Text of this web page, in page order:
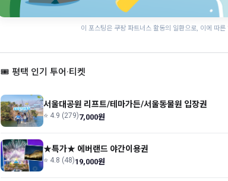
이 포스팅은 쿠팡 파트너스 활동의 일환으로, 이에 따
🎟 평택 인기 투어·티켓
서울대공원 리프트/테마가든/서울동물원 입장권
⭐ 4.9 (279)7,000원
★특가★ 에버랜드 야간이용권
⭐ 4.8 (48)19,000원